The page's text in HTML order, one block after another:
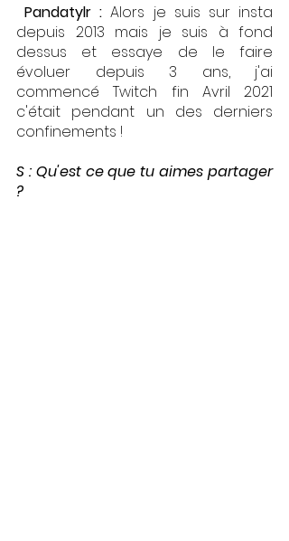
Pandatylr : Alors je suis sur insta
depuis 2013 mais je suis à fond
dessus et essaye de le faire
évoluer depuis 3 ans, j'ai
commencé Twitch fin Avril 2021
c'était pendant un des derniers
confinements !
S : Qu'est ce que tu aimes partager
?